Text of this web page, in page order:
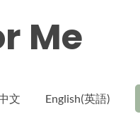
Me
文 English(英語)